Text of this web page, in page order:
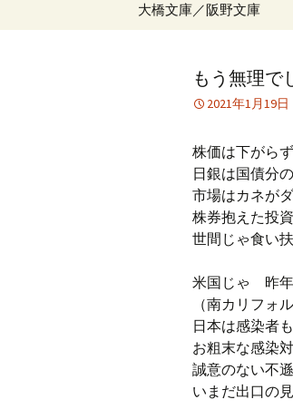
アーカイブ（１）
記事（51）～
アーカイブ（４）
記事（151）～
アーカイブ（５）
記事（201）～
アーカイブ（
論文
アーカイブ（
講演録
アーカイブ（
四国遍路紀行
大橋文庫／阪野文庫
もう無理で
2021年1月19日
株価は下がら
日銀は国債分
市場はカネが
株券抱えた投
世間じゃ食い
米国じゃ 昨年
（南カリフォ
日本は感染者
お粗末な感染
誠意のない不
いまだ出口の